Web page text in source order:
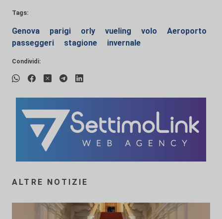
Tags:
Genova parigi orly vueling volo
Aeroporto
passeggeri
stagione invernale
Condividi:
ALTRE NOTIZIE